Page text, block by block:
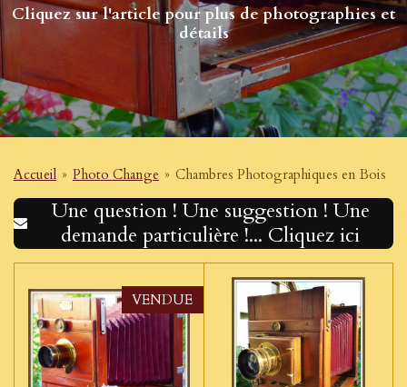
Cliquez sur l'article pour plus de photographies et
détails
Accueil » Photo Change » Chambres Photographiques en Bois
Une question ! Une suggestion ! Une
demande particulière !... Cliquez ici
VENDUE